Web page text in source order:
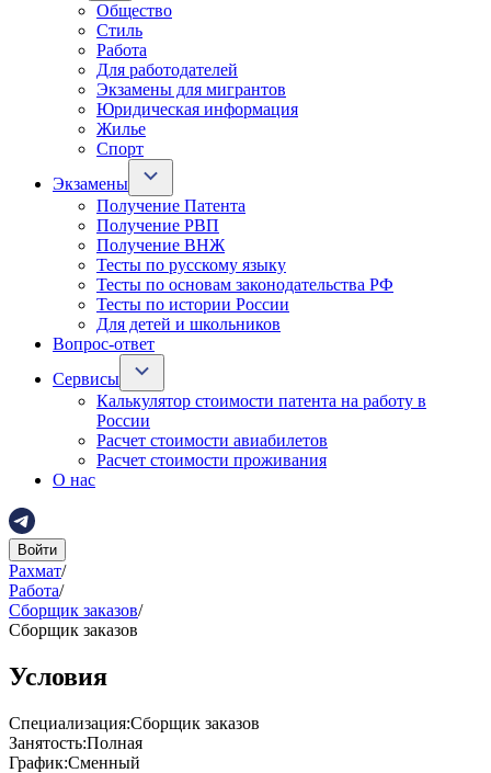
Общество
Стиль
Работа
Для работодателей
Экзамены для мигрантов
Юридическая информация
Жилье
Спорт
Экзамены
Получение Патента
Получение РВП
Получение ВНЖ
Тесты по русскому языку
Тесты по основам законодательства РФ
Тесты по истории России
Для детей и школьников
Вопрос-ответ
Сервисы
Калькулятор стоимости патента на работу в
России
Расчет стоимости авиабилетов
Расчет стоимости проживания
О нас
Войти
Рахмат/
Работа/
Сборщик заказов/
Сборщик заказов
Условия
Специализация:Сборщик заказов
Занятость:Полная
График:Сменный